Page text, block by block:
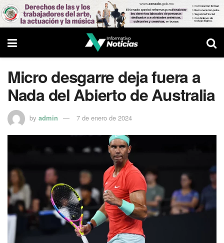
Micro desgarre deja fuera a
Nada del Abierto de Australia
by admin 7 de enero de 2024